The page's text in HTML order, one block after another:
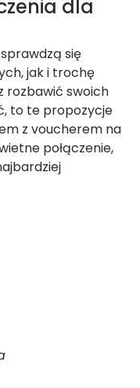
dla
się
jak i trochę
rozbawić swoich
to te propozycje
z voucherem na
połączenie,